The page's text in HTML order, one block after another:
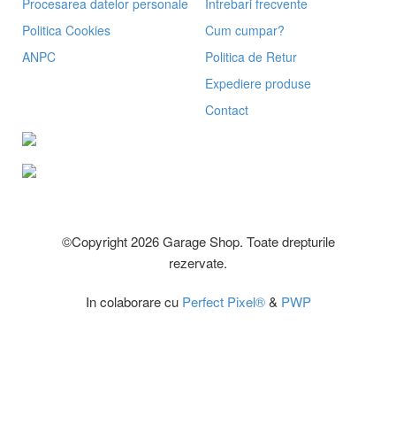
Politica Cookies
ANPC
Cum cumpar?
Politica de Retur
Expediere produse
Contact
©Copyright 2026 Garage Shop. Toate drepturile
rezervate.
In colaborare cu Perfect Pixel®& PWP